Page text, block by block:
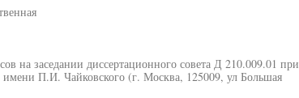
на заседании диссертационного совета Д 210.009.01 при
имени П.И. Чайковского (г. Москва, 125009, ул Большая